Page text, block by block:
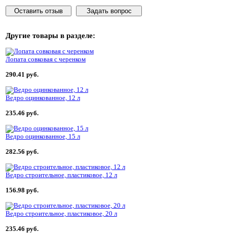
Оставить отзыв Задать вопрос
Другие товары в разделе:
Лопата совковая с черенком
290.41 руб.
Ведро оцинкованное, 12 л
235.46 руб.
Ведро оцинкованное, 15 л
282.56 руб.
Ведро строительное, пластиковое, 12 л
156.98 руб.
Ведро строительное, пластиковое, 20 л
235.46 руб.